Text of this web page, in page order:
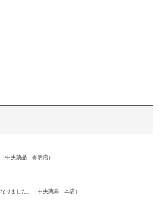
中央薬品 有明店）
りました。（中央薬局 本店）